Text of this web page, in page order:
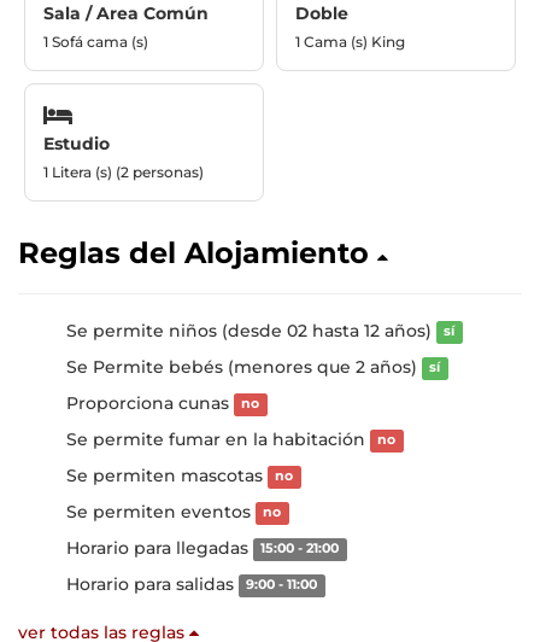
Sala / Area Común
1 Sofá cama (s)
Doble
1 Cama (s) King
Estudio
1 Litera (s) (2 personas)
Reglas del Alojamiento
Se permite niños (desde 02 hasta 12 años) sí
Se Permite bebés (menores que 2 años) sí
Proporciona cunas no
Se permite fumar en la habitación no
Se permiten mascotas no
Se permiten eventos no
Horario para llegadas 15:00 - 21:00
Horario para salidas 9:00 - 11:00
ver todas las reglas